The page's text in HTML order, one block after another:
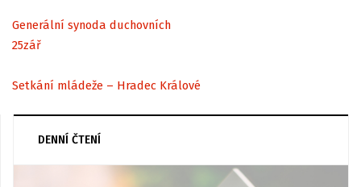
Generální synoda duchovních
25zář
Setkání mládeže – Hradec Králové
DENNÍ ČTENÍ